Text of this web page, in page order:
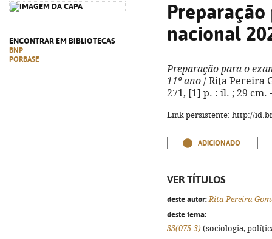
ENCONTRAR EM BIBLIOTECAS
BNP
PORBASE
nacional
Preparação para o
11º ano / Rita Pereira
271, [1] p. : il. ; 29 cm.
Link persistente: http://
ADICIONADO
VER TÍTULOS
deste autor: Rita Pereira
deste tema:
33(075.3) (sociologia,